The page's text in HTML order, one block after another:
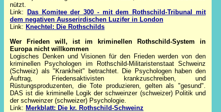
nützt.
Link:
Das Komitee der 300 - mit dem Rothschild-Tribunal mit
dem negativen Ausserirdischen Luzifer in London
Link: Knechtel: Die Rothschilds
Wer Frieden will, ist im kriminellen Rothschild-System in
Europa nicht willkommen
Logisches Denken und Visionen für den Frieden werden von den
kriminellen Psychologen im Rothschild-Militaristenstaat Schweinz
(Schweiz) als "Krankheit" betrachtet. Die Psychologen haben den
Auftrag, Friedensaktivisten krankzuschreiben, und
Rüstungsproduzenten, die Tote produzieren, gelten als "gesund".
DAS ist die kriminelle Logik der schweinzer (schweizer) Politik und
der schweinzer (schweizer) Psychologie.
Link: Merkblatt: Die kr. Rothschild-Schweinz